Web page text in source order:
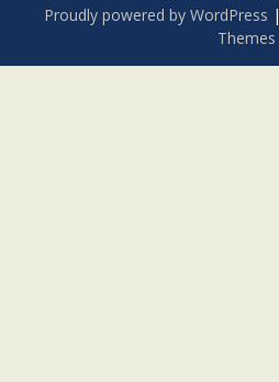
Proudly powered by WordPress |
Themes